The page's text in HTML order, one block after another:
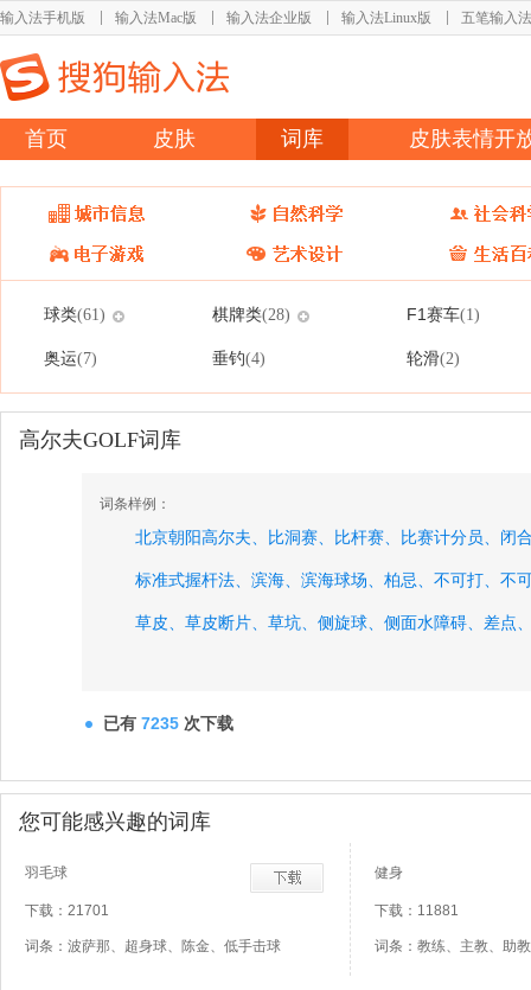
输入法手机版 输入法Mac版 输入法企业版 输入法Linux版 五笔输入法
首页 皮肤 词库 皮肤表情开
球类(61) 棋牌类(28) F1赛车(1)
奥运(7) 垂钓(4) 轮滑(2)
高尔夫GOLF词库
词条样例：
北京朝阳高尔夫、 比洞赛、 比杆赛、 比赛计分员、 闭
标准式握杆法、 滨海、 滨海球场、 柏忌、 不可打、 不
草皮、 草皮断片、 草坑、 侧旋球、 侧面水障碍、 差点
已有 7235 次下载
您可能感兴趣的词库
羽毛球
下载：21701
词条：波萨那、超身球、陈金、低手击球
健身
下载：11881
词条：教练、主教、助